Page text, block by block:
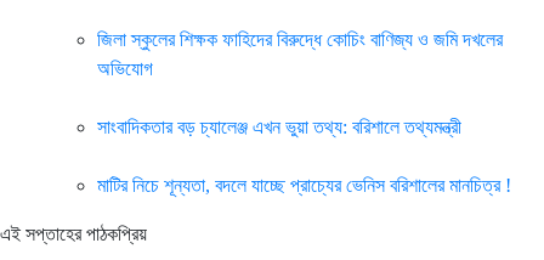
জিলা স্কুলের শিক্ষক ফাহিদের বিরুদ্ধে কোচিং বাণিজ্য ও জমি দখলের
অভিযোগ
সাংবাদিকতার বড় চ্যালেঞ্জ এখন ভুয়া তথ্য: বরিশালে তথ্যমন্ত্রী
মাটির নিচে শূন্যতা, বদলে যাচ্ছে প্রাচ্যের ভেনিস বরিশালের মানচিত্র !
এই সপ্তাহের পাঠকপ্রিয়